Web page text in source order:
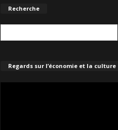
Recherche
Regards sur l’économie et la culture